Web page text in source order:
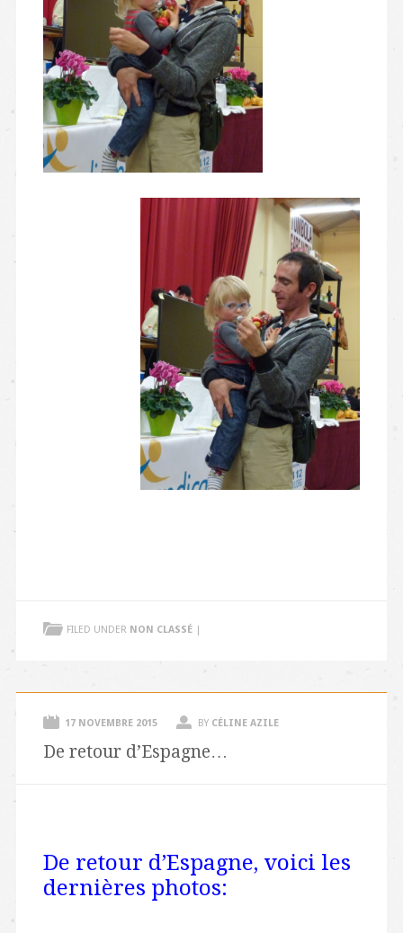
FILED UNDER NON CLASSÉ |
17 NOVEMBRE 2015 BY CÉLINE AZILE
De retour d’Espagne…
De retour d’Espagne, voici les
dernières photos: